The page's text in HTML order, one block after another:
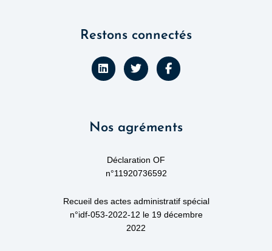
Restons connectés
L
i
n
i
T
w
i
r
F
a
c
o
Nos agréments
Déclaration OF
n°11920736592
Recueil des actes administratif spécial
n°idf-053-2022-12 le 19 décembre
2022